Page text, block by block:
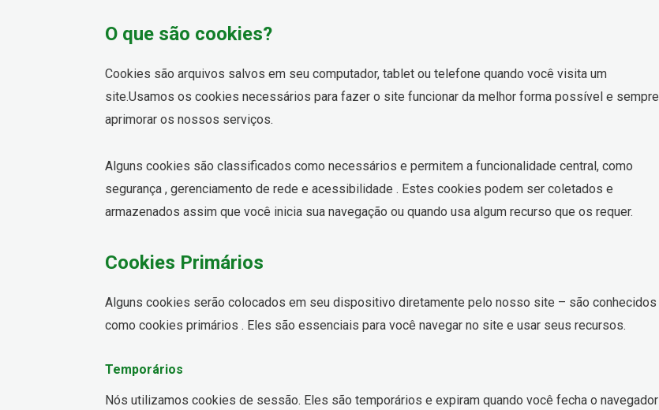
O que são cookies?
Cookies são arquivos salvos em seu computador, tablet ou telefone quando você visita um
site.Usamos os cookies necessários para fazer o site funcionar da melhor forma possível e sempre
aprimorar os nossos serviços.
Alguns cookies são classificados como necessários e permitem a funcionalidade central, como
segurança , gerenciamento de rede e acessibilidade . Estes cookies podem ser coletados e
armazenados assim que você inicia sua navegação ou quando usa algum recurso que os requer.
Cookies Primários
Alguns cookies serão colocados em seu dispositivo diretamente pelo nosso site – são conhecidos
como cookies primários . Eles são essenciais para você navegar no site e usar seus recursos.
Temporários
Nós utilizamos cookies de sessão. Eles são temporários e expiram quando você fecha o navegador